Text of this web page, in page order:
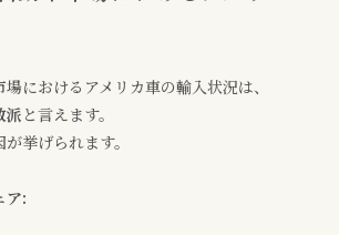
におけるアメリカ車の輸入状況は、
派と言えます。
挙げられます。
ア: